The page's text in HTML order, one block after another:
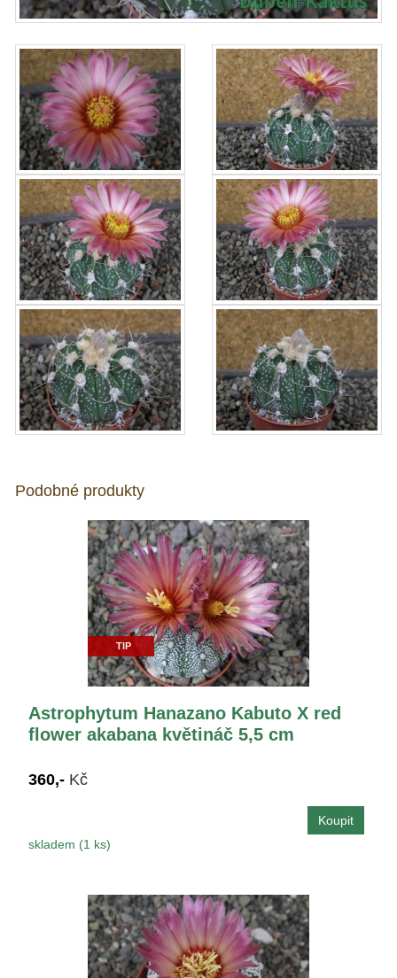
Podobné produkty
TIP
Astrophytum Hanazano Kabuto X red
flower akabana květináč 5,5 cm
360,- Kč
skladem (1 ks)